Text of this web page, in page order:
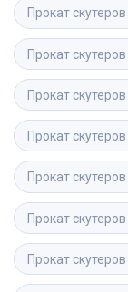
Прокат скутеров
Прокат скутеров
Прокат скутеров
Прокат скутеров
Прокат скутеров
Прокат скутеров
Прокат скутеров